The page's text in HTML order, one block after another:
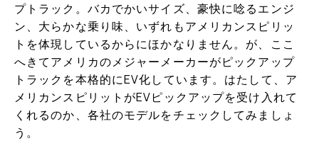
プトラック。バカでかいサイズ、豪快に唸るエンジ
ン、大らかな乗り味、いずれもアメリカンスピリッ
トを体現しているからにほかなりません。が、ここ
へきてアメリカのメジャーメーカーがピックアップ
トラックを本格的にEV化しています。はたして、ア
メリカンスピリットがEVピックアップを受け入れて
くれるのか、各社のモデルをチェックしてみましょ
う。